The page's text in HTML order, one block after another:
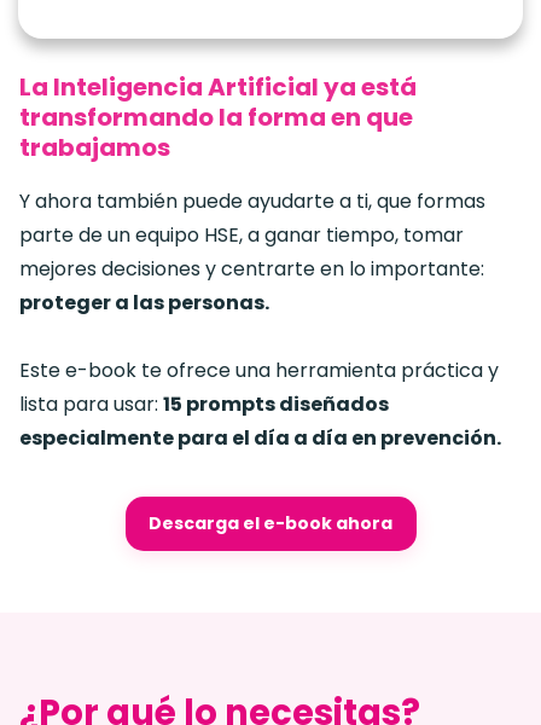
La Inteligencia Artificial ya está
transformando la forma en que
trabajamos
Y ahora también puede ayudarte a ti, que formas
parte de un equipo HSE, a ganar tiempo, tomar
mejores decisiones y centrarte en lo importante:
proteger a las personas.
Este e-book te ofrece una herramienta práctica y
lista para usar: 15 prompts diseñados
especialmente para el día a día en prevención.
Descarga el e-book ahora
¿Por qué lo necesitas?